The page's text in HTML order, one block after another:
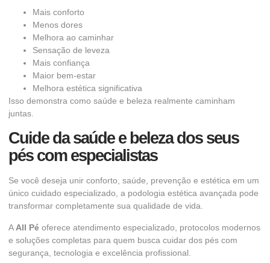
Mais conforto
Menos dores
Melhora ao caminhar
Sensação de leveza
Mais confiança
Maior bem-estar
Melhora estética significativa
Isso demonstra como saúde e beleza realmente caminham
juntas.
Cuide da saúde e beleza dos seus
pés com especialistas
Se você deseja unir conforto, saúde, prevenção e estética em um
único cuidado especializado, a podologia estética avançada pode
transformar completamente sua qualidade de vida.
A All Pé oferece atendimento especializado, protocolos modernos
e soluções completas para quem busca cuidar dos pés com
segurança, tecnologia e excelência profissional.